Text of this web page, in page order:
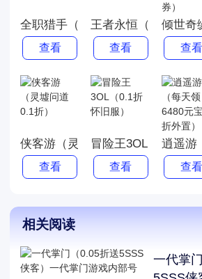
全职猎手（0.1折无限充）
查看
王者永恒（0.1折每
查看
倾世奇
查看
侠客游（灵墟问道0.1折）
查看
冒险王3OL（0.1折
查看
逍遥游
查看
相关阅读
一代掌